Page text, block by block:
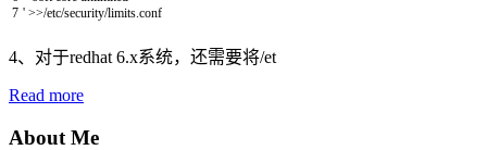
7 ' >>/etc/security/limits.conf
4、对于redhat 6.x系统，还需要将/et
Read more
About Me